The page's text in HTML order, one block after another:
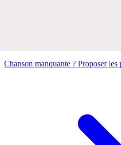
Chanson manquante ? Proposer les